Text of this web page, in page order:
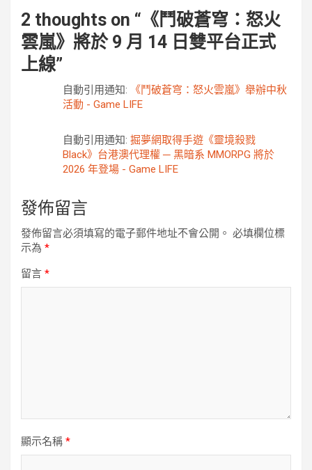
2 thoughts on “ 《鬥破蒼穹：怒火
雲嵐》將於 9 月 14 日雙平台正式
上線”
自動引用通知:
《鬥破蒼穹：怒火雲嵐》舉辦中秋
活動 - Game LIFE
自動引用通知: 掘夢網取得手遊《靈境殺戮
Black》台港澳代理權 ─ 黑暗系 MMORPG 將於
2026 年登場 - Game LIFE
發佈留言
發佈留言必須填寫的電子郵件地址不會公開。 必填欄位標
示為 *
留言 *
顯示名稱 *